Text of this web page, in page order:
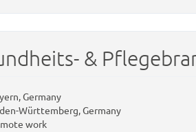
&
Germany
Württemberg, Germany
work